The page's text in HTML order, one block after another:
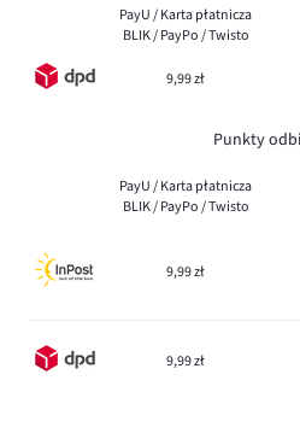
PayU / Karta płatnicza
BLIK / PayPo / Twisto
9,99 zł
Punkty
PayU / Karta płatnicza
BLIK / PayPo / Twisto
9,99 zł
9,99 zł